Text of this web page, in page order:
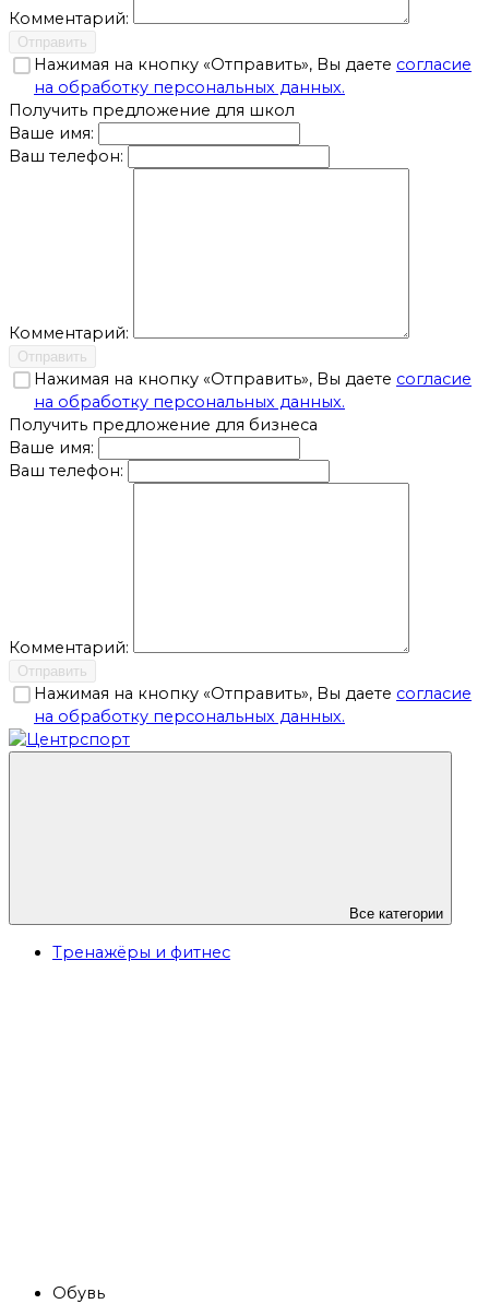
Комментарий:
Отправить
Нажимая на кнопку «Отправить», Вы даете согласие
на обработку персональных данных.
Получить предложение для школ
Ваше имя:
Ваш телефон:
Комментарий:
Отправить
Нажимая на кнопку «Отправить», Вы даете согласие
на обработку персональных данных.
Получить предложение для бизнеса
Ваше имя:
Ваш телефон:
Комментарий:
Отправить
Нажимая на кнопку «Отправить», Вы даете согласие
на обработку персональных данных.
Все категории
Тренажёры и фитнес
Обувь